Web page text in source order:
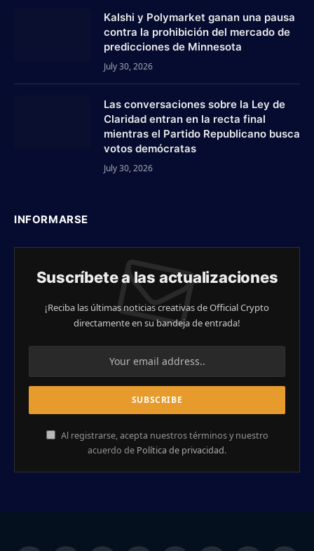
Kalshi y Polymarket ganan una pausa
contra la prohibición del mercado de
predicciones de Minnesota
July 30, 2026
Las conversaciones sobre la Ley de
Claridad entran en la recta final
mientras el Partido Republicano busca
votos demócratas
July 30, 2026
INFORMARSE
Suscríbete a las actualizaciones
¡Reciba las últimas noticias creativas de Official Crypto
directamente en su bandeja de entrada!
Al registrarse, acepta nuestros términos y nuestro
acuerdo de Política de privacidad.